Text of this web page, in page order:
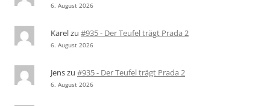
6. August 2026
Karelzu #935 - Der Teufel trägt Prada 2
6. August 2026
Jenszu #935 - Der Teufel trägt Prada 2
6. August 2026